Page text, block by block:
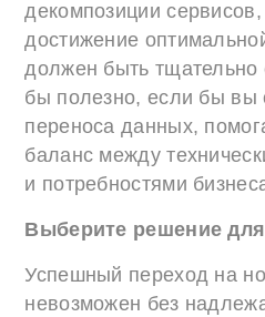
декомпозиции
достижение
должен быть
бы полезно, если бы вы
переноса данных,
баланс между
и потребностями
Выберите решение
Успешный переход на
невозможен без